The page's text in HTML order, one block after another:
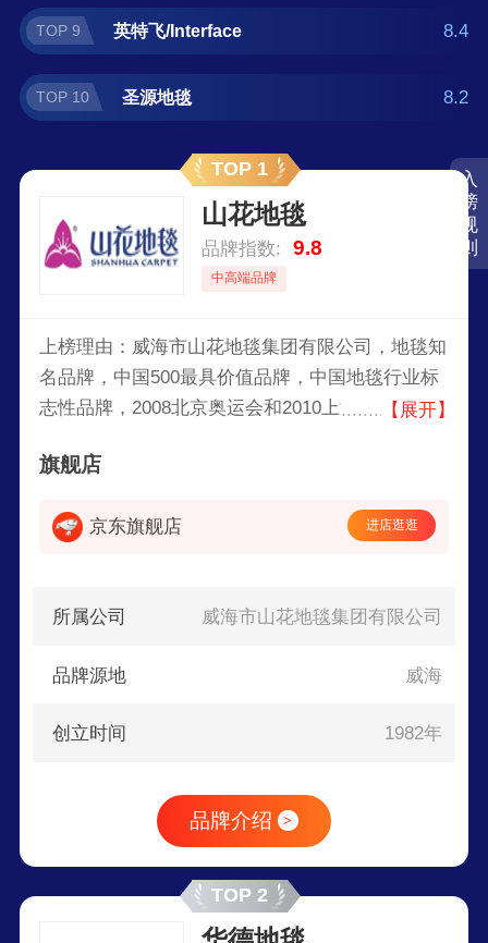
入
榜
规
则
TOP 9 英特飞/Interface 8.4
TOP 10 圣源地毯 8.2
TOP 1
山花地毯
品牌指数: 9.8
中高端品牌
上榜理由：威海市山花地毯集团有限公司，地毯知
名品牌，中国500最具价值品牌，中国地毯行业标
志性品牌，2008北京奥运会和2010上海世博会专
生产实力的综合性专业地毯制造商之一。
【展开】
旗舰店
京东旗舰店 进店逛逛
所属公司 威海市山花地毯集团有限公司
品牌源地 威海
创立时间 1982年
品牌介绍 >
TOP 2